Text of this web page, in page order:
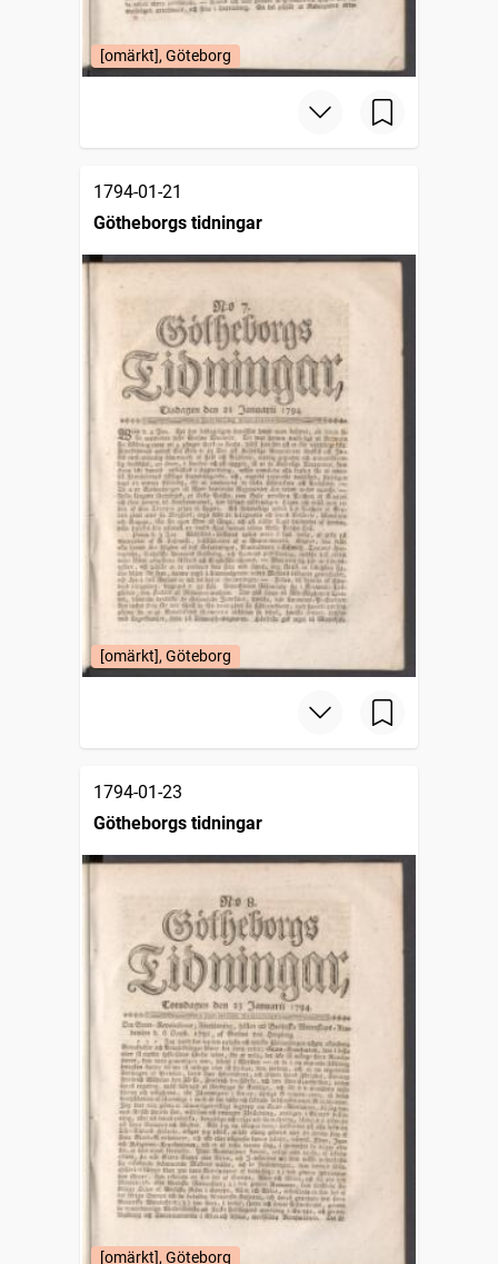
[omärkt], Göteborg
1794-01-21
Götheborgs tidningar
[omärkt], Göteborg
1794-01-23
Götheborgs tidningar
[omärkt], Göteborg